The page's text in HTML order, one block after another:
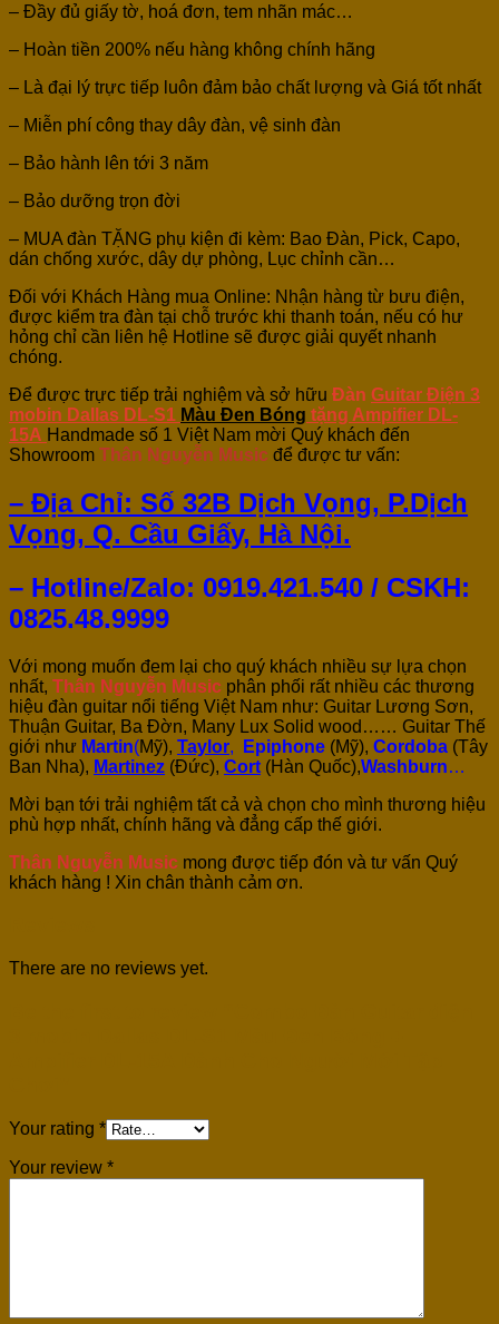
– Đầy đủ giấy tờ, hoá đơn, tem nhãn mác…
– Hoàn tiền 200% nếu hàng không chính hãng
– Là đại lý trực tiếp luôn đảm bảo chất lượng và Giá tốt nhất
– Miễn phí công thay dây đàn, vệ sinh đàn
– Bảo hành lên tới 3 năm
– Bảo dưỡng trọn đời
– MUA đàn TẶNG phụ kiện đi kèm: Bao Đàn, Pick, Capo,
dán chống xước, dây dự phòng, Lục chỉnh cần…
Đối với Khách Hàng mua Online: Nhận hàng từ bưu điện,
được kiểm tra đàn tại chỗ trước khi thanh toán, nếu có hư
hỏng chỉ cần liên hệ Hotline sẽ được giải quyết nhanh
chóng.
Để được trực tiếp trải nghiệm và sở hữu Đàn Guitar Điện 3
mobin Dallas DL-S1 Màu Đen Bóng tặng Ampifier DL-
15A Handmade số 1 Việt Nam mời Quý khách đến
Showroom Thân Nguyễn Music để được tư vấn:
– Địa Chỉ: Số 32B Dịch Vọng, P.Dịch
Vọng, Q. Cầu Giấy, Hà Nội.
– Hotline/Zalo: 0919.421.540 / CSKH:
0825.48.9999
Với mong muốn đem lại cho quý khách nhiều sự lựa chọn
nhất, Thân Nguyễn Music phân phối rất nhiều các thương
hiệu đàn guitar nổi tiếng Việt Nam như: Guitar Lương Sơn,
Thuận Guitar, Ba Đờn, Many Lux Solid wood…… Guitar Thế
giới như Martin(Mỹ), Taylor, Epiphone (Mỹ), Cordoba (Tây
Ban Nha), Martinez (Đức), Cort (Hàn Quốc),Washburn…
Mời bạn tới trải nghiệm tất cả và chọn cho mình thương hiệu
phù hợp nhất, chính hãng và đẳng cấp thế giới.
Thân Nguyễn Music mong được tiếp đón và tư vấn Quý
khách hàng ! Xin chân thành cảm ơn.
There are no reviews yet.
Your rating *
Your review *